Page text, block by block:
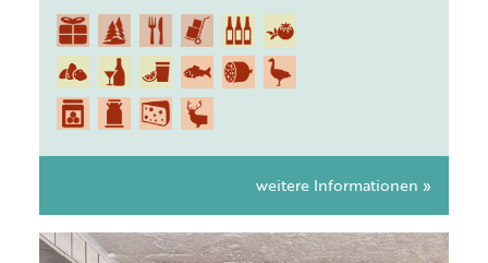
weitere Informationen »